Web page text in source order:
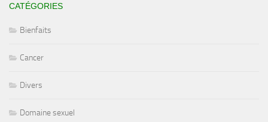
CATÉGORIES
Bienfaits
Cancer
Divers
Domaine sexuel